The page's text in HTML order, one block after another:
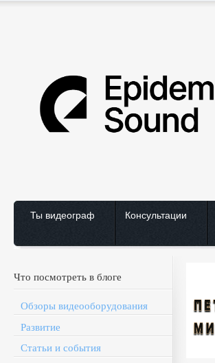
Ты видеограф Консультации
Что посмотреть в блоге
Обзоры видеооборудования
Развитие
Статьи и события